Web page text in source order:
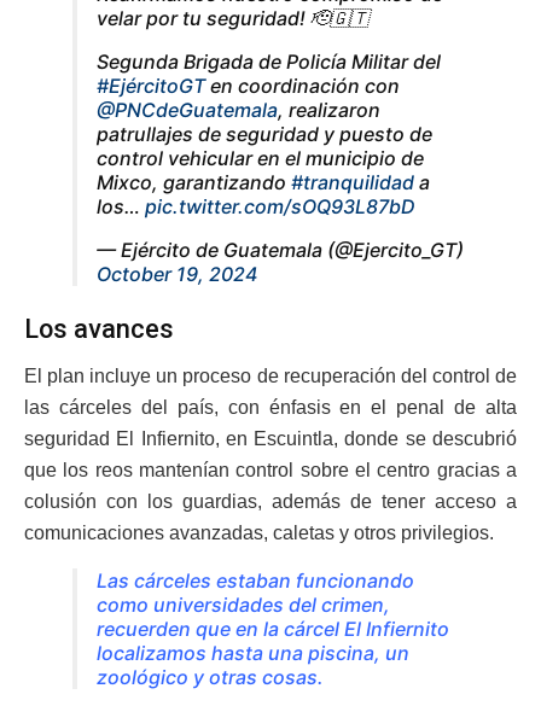
velar por tu seguridad! 🫡🇬🇹
Segunda Brigada de Policía Militar del
#EjércitoGTen coordinación con
@PNCdeGuatemala, realizaron
patrullajes de seguridad y puesto de
control vehicular en el municipio de
Mixco, garantizando #tranquilidad a
los… pic.twitter.com/sOQ93L87bD
— Ejército de Guatemala (@Ejercito_GT)
October 19, 2024
Los avances
El plan incluye un proceso de recuperación del control de
las cárceles del país, con énfasis en el penal de alta
seguridad El Infiernito, en Escuintla, donde se descubrió
que los reos mantenían control sobre el centro gracias a
colusión con los guardias, además de tener acceso a
comunicaciones avanzadas, caletas y otros privilegios.
Las cárceles estaban funcionando
como universidades del crimen,
recuerden que en la cárcel El Infiernito
localizamos hasta una piscina, un
zoológico y otras cosas.